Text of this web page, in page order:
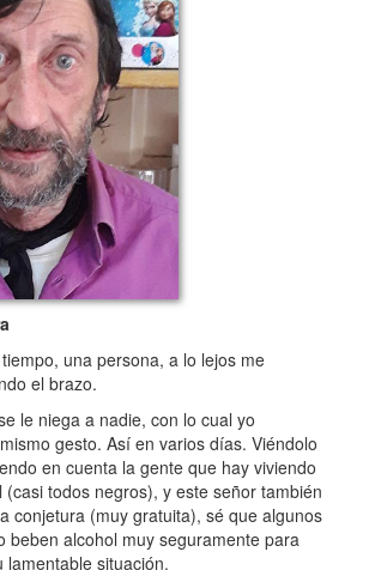
una persona, a lo lejos me
el brazo.
le niega a nadie, con lo cual yo
gesto. Así en varios días. Viéndolo
en cuenta la gente que hay viviendo
(casi todos negros), y este señor también
conjetura (muy gratuita), sé que algunos
beben alcohol muy seguramente para
situación.